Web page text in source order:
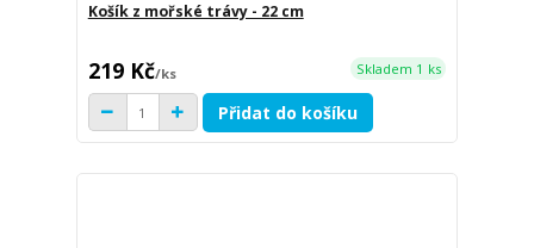
Košík z mořské trávy - 22 cm
219 Kč/ks Skladem 1 ks
Přidat do košíku